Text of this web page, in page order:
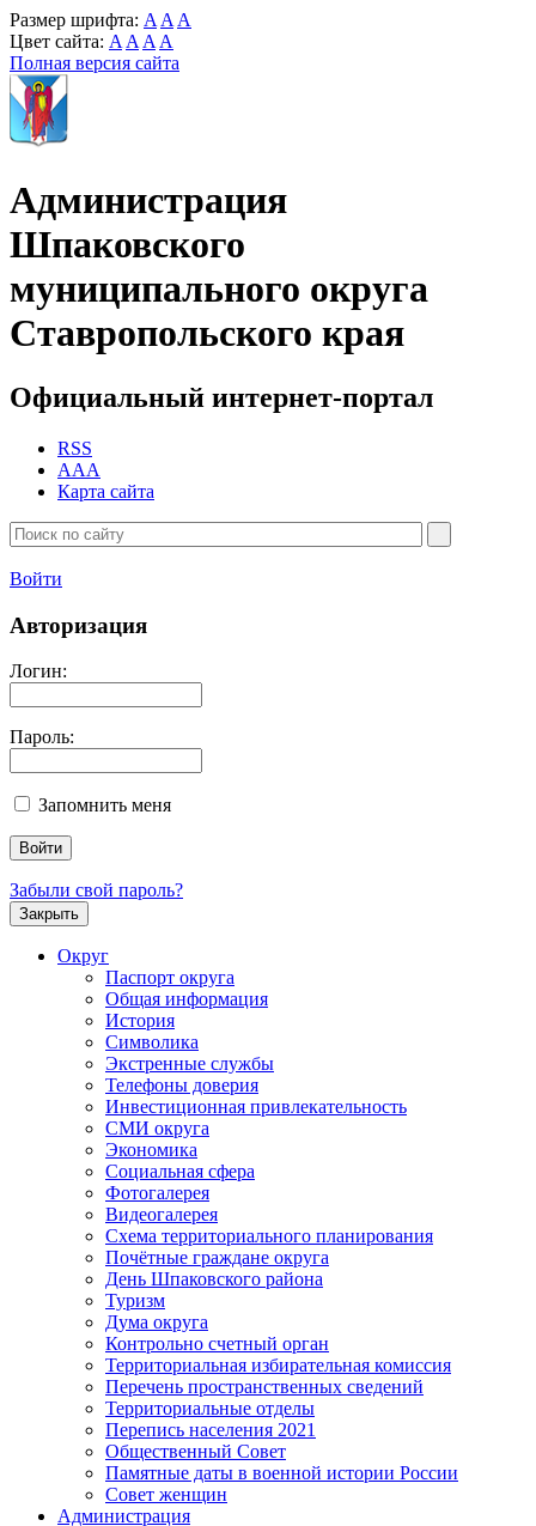
Размер шрифта: A A A
Цвет сайта: A A A A
Полная версия сайта
Администрация
Шпаковского
муниципального округа
Ставропольского края
Официальный интернет-портал
RSS
AAA
Карта сайта
Войти
Авторизация
Логин:
Пароль:
Запомнить меня
Забыли свой пароль?
Закрыть
Округ
Паспорт округа
Общая информация
История
Символика
Экстренные службы
Телефоны доверия
Инвестиционная привлекательность
СМИ округа
Экономика
Социальная сфера
Фотогалерея
Видеогалерея
Схема территориального планирования
Почётные граждане округа
День Шпаковского района
Туризм
Дума округа
Контрольно счетный орган
Территориальная избирательная комиссия
Перечень пространственных сведений
Территориальные отделы
Перепись населения 2021
Общественный Совет
Памятные даты в военной истории России
Совет женщин
Администрация